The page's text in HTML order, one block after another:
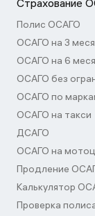
Страхование
Полис ОСАГО
ОСАГО на 3
ОСАГО на 6
ОСАГО без
ОСАГО по
ОСАГО на такси
ДСАГО
ОСАГО на
Продление
Калькулятор
Проверка